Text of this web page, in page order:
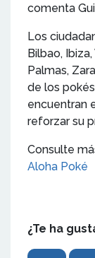
comenta
Los
Bilbao,
Palmas,
de los
encuentran
reforzar su
Consulte
Aloha Poké
¿Te ha